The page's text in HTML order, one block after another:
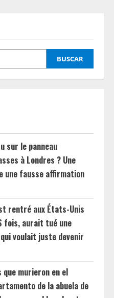
BUSCAR
sur le panneau
à Londres ? Une
une fausse affirmation
rentré aux États-Unis
fois, aurait tué une
voulait juste devenir
murieron en el
de la abuela de